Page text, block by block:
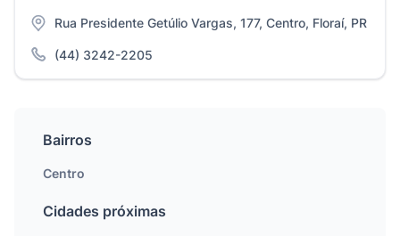
Rua Presidente Getúlio Vargas, 177, Centro, Floraí, PR
(44) 3242-2205
Bairros
Centro
Cidades próximas